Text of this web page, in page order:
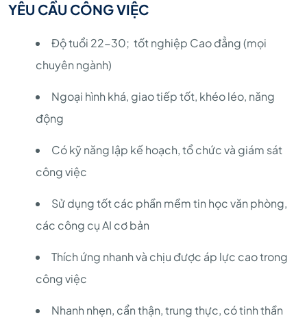
YÊU CẦU CÔNG VIỆC
Độ tuổi 22-30; tốt nghiệp Cao đẳng (mọi
chuyên ngành)
Ngoại hình khá, giao tiếp tốt, khéo léo, năng
động
Có kỹ năng lập kế hoạch, tổ chức và giám sát
công việc
Sử dụng tốt các phần mềm tin học văn phòng,
các công cụ AI cơ bản
Thích ứng nhanh và chịu được áp lực cao trong
công việc
Nhanh nhẹn, cẩn thận, trung thực, có tinh thần